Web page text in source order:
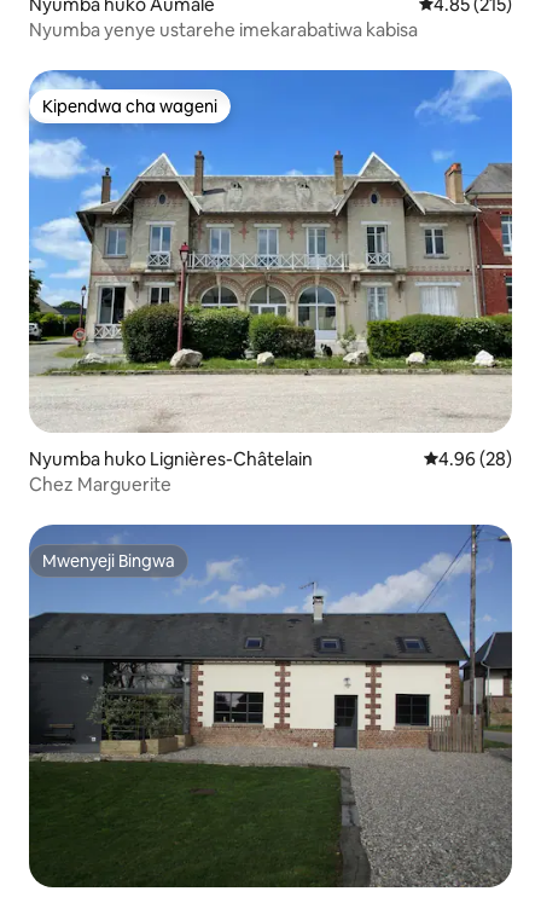
Nyumba yenye ustarehe imekarabatiwa kabisa
Kipendwa cha wageni
Kipendwa cha wageni
Nyumba huko Lignières-Châtelain Ukadiriaji wa
4.96 (28)
Chez Marguerite
Mwenyeji Bingwa
Mwenyeji Bingwa